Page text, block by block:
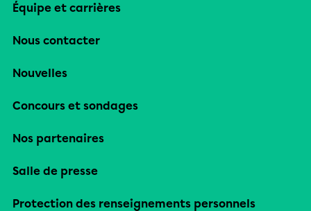
Équipe et carrières
Nous contacter
Nouvelles
Concours et sondages
Nos partenaires
Salle de presse
Protection des renseignements personnels